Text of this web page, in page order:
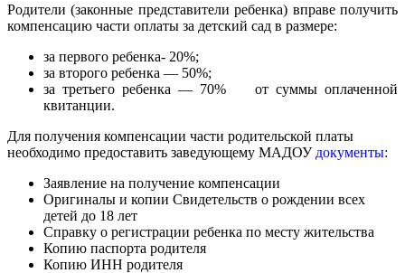
Родители (законные представители ребенка) вправе получить
компенсацию части оплаты за детский сад в размере:
за первого ребенка- 20%;
за второго ребенка — 50%;
за третьего ребенка — 70% от суммы оплаченной
квитанции.
Для получения компенсации части родительской платы
необходимо предоставить заведующему МАДОУдокументы:
Заявление на получение компенсации
Оригиналы и копии Свидетельств о рождении всех
детей до 18 лет
Справку о регистрации ребенка по месту жительства
Копию паспорта родителя
Копию ИНН родителя